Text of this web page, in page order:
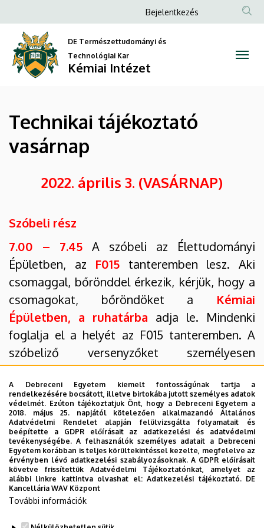
tájékoztató
vasárnap
Kémiai
Intézet
a
tartalomra
Anonim
fiók
menüje
Bejelentkezés
DE Természettudományi és
Technológiai Kar
Kémiai Intézet
Technikai tájékoztató
vasárnap
2022. április 3. (VASÁRNAP)
Szóbeli rész
7.00 – 7.45 A szóbeli az Élettudományi
Épületben, az F015 tanteremben lesz. Aki
csomaggal, bőrönddel érkezik, kérjük, hogy a
csomagokat, bőröndöket a Kémiai
Épületben, a ruhatárba adja le. Mindenki
foglalja el a helyét az F015 tanteremben. A
szóbeliző versenyzőket személyesen
tájékoztatjuk a forduló menetéről.
8.00 – 11.00A döntő szóbeli része
11.00 – 12.00Ünnepélyes eredményhirdetés
12.00 –Fogadás az Élettudományi Épület
előterében.
A program befejeztével a bőröndöket,
csomagokat a ruhatárból ki kell venni.
ruhatár
A Debreceni Egyetem kiemelt fontosságúnak tartja a
rendelkezésére bocsátott, illetve birtokába jutott személyes adatok
védelmét. Ezúton tájékoztatjuk Önt, hogy a Debreceni Egyetem a
2018. május 25. napjától kötelezően alkalmazandó Általános
Adatvédelmi Rendelet alapján felülvizsgálta folyamatait és
beépítette a GDPR előírásait az adatkezelési és adatvédelmi
tevékenységébe. A felhasználók személyes adatait a Debreceni
Egyetem korábban is teljes körültekintéssel kezelte, megfelelve az
érvényben lévő adatkezelési szabályozásoknak. A GDPR előírásait
követve frissítettük Adatvédelmi Tájékoztatónkat, amelyet az
alábbi linkre kattintva olvashat el:Adatkezelési tájékoztató. DE
Kancellária WAV Központ
További információk